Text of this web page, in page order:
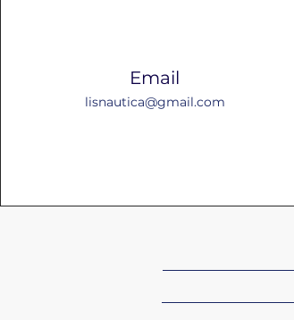
Email
lisnautica@gmail.com